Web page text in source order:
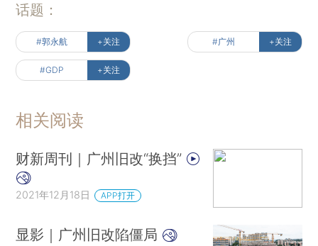
话题：
#郭永航 +关注 #广州 +关注
#GDP +关注
相关阅读
财新周刊｜广州旧改“换挡”
2021年12月18日 APP打开
显影｜广州旧改陷僵局